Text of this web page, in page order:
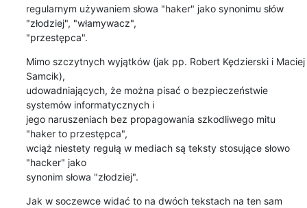
regularnym używaniem słowa "haker" jako synonimu słów
"złodziej", "włamywacz",
"przestępca".
Mimo szczytnych wyjątków (jak pp. Robert Kędzierski i Maciej
Samcik),
udowadniających, że można pisać o bezpieczeństwie
systemów informatycznych i
jego naruszeniach bez propagowania szkodliwego mitu
"haker to przestępca",
wciąż niestety regułą w mediach są teksty stosujące słowo
"hacker" jako
synonim słowa "złodziej".
Jak w soczewce widać to na dwóch tekstach na ten sam